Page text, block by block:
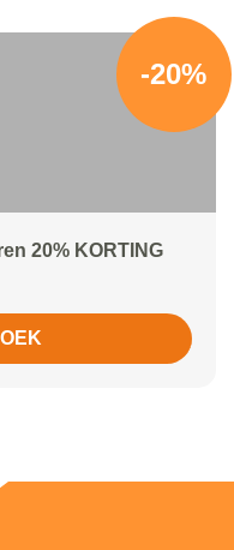
-20%
20% KORTING